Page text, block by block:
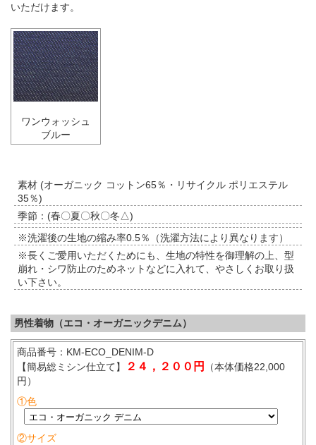
いただけます。
ワンウォッシュ
ブルー
素材 (オーガニック コットン65％・リサイクル ポリエステル
35％)
季節：(春〇夏〇秋〇冬△)
※洗濯後の生地の縮み率0.5％（洗濯方法により異なります）
※長くご愛用いただくためにも、生地の特性を御理解の上、型
崩れ・シワ防止のためネットなどに入れて、やさしくお取り扱
い下さい。
男性着物（エコ・オーガニックデニム）
商品番号：KM-ECO_DENIM-D
【簡易総ミシン仕立て】
２４，２００円
（本体価格22,000
円）
①色
②サイズ